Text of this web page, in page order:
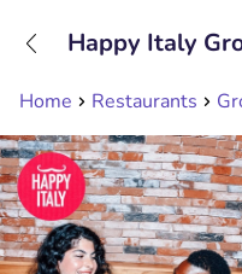
Home Restaurants
Happy Italy